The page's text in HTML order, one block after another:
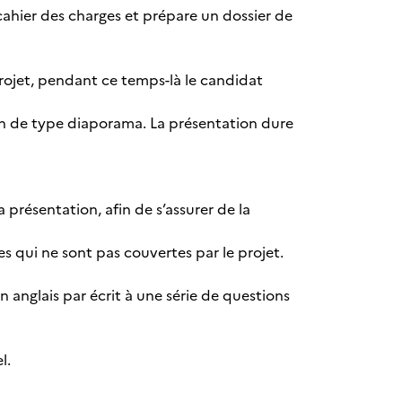
des charges et prépare un dossier de
pendant ce temps-là le candidat
de type diaporama. La présentation dure
afin de s’assurer de la
qui ne sont pas couvertes par le projet.
par écrit à une série de questions